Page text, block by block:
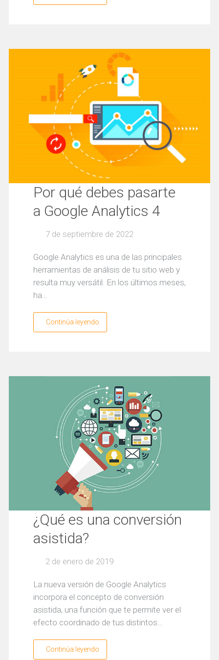
Por qué debes pasarte
a Google Analytics 4
7 de septiembre de 2022
Google Analytics es una de las principales
herramientas de análisis de tu sitio web y
resulta muy versátil. En los últimos meses,
ha…
Continúa leyendo
¿Qué es una conversión
asistida?
2 de enero de 2019
La nueva versión de Google Analytics
incorpora el concepto de conversión
asistida, una función que te permite ver el
efecto coordinado de tus distintos…
Continúa leyendo